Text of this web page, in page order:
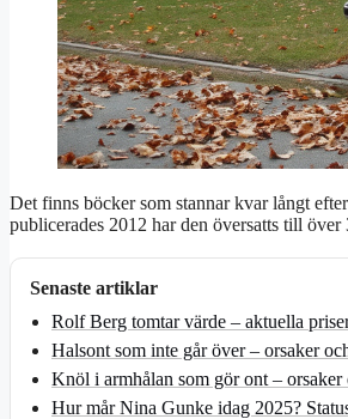
Det finns böcker som stannar kvar långt
publicerades 2012 har den översatts till över
Senaste artiklar
Rolf Berg tomtar värde – aktuella
Halsont som inte går över – orsaker
Knöl i armhålan som gör ont – orsaker
Hur mår Nina Gunke idag 2025?